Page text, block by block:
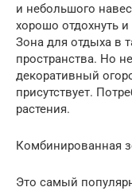
и небольшого
хорошо отдохнуть
Зона для отдыха в
пространства. Но
декоративный
присутствует.
растения.
Комбинированная
Это самый